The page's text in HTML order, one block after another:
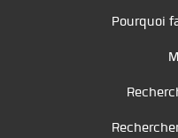
Pourquoi